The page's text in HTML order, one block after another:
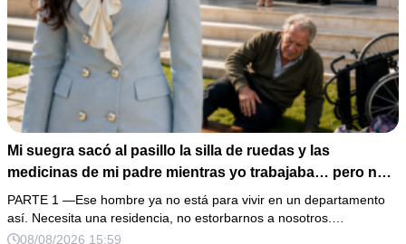
Mi suegra sacó al pasillo la silla de ruedas y las
medicinas de mi padre mientras yo trabajaba… pero no
sabía que él era dueño de la casa y que su hijo acabaría
perdiéndolo todo
PARTE 1 —Ese hombre ya no está para vivir en un departamento
así. Necesita una residencia, no estorbarnos a nosotros.…
08/08/2026 15:59